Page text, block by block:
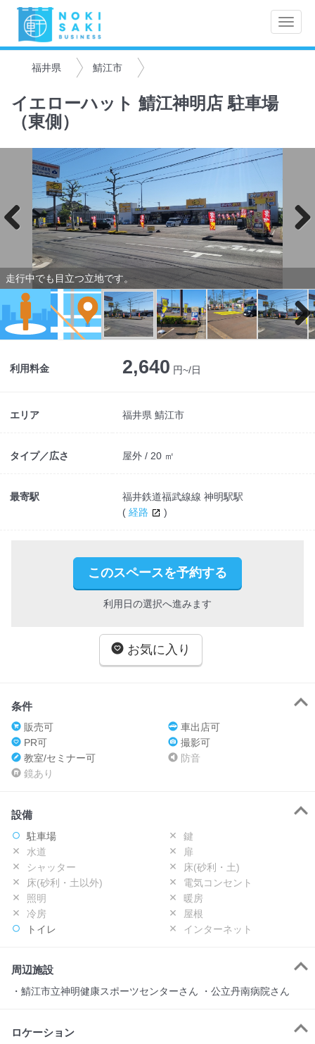
Toggle
福井県 鯖江市
イエローハット 鯖江神明店 駐車場
（東側）
走行中でも目立つ立地です。
Next
利用料金 2,640 円~/日
エリア 福井県 鯖江市
タイプ／広さ 屋外 / 20 ㎡
最寄駅
福井鉄道福武線線 神明駅駅
( 経路 )
このスペースを予約する
利用日の選択へ進みます
お気に入り
条件
販売可
車出店可
PR可
撮影可
教室/セミナー可
防音
鏡あり
設備
駐車場
鍵
水道
扉
シャッター
床(砂利・土)
床(砂利・土以外)
電気コンセント
照明
暖房
冷房
屋根
トイレ
インターネット
周辺施設
・鯖江市立神明健康スポーツセンターさん ・公立丹南病院さん
ロケーション